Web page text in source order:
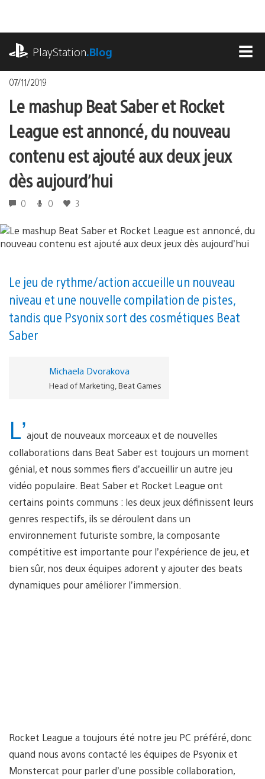
contenu
PlayStation.Blog
07/11/2019
Le mashup Beat Saber et Rocket
League est annoncé, du nouveau
contenu est ajouté aux deux jeux
dès aujourd’hui
0 0 3
Le jeu de rythme/action accueille un nouveau
niveau et une nouvelle compilation de pistes,
tandis que Psyonix sort des cosmétiques Beat
Saber
Michaela Dvorakova
Head of Marketing, Beat Games
L’ajout de nouveaux morceaux et de nouvelles
collaborations dans Beat Saber est toujours un moment
génial, et nous sommes fiers d’accueillir un autre jeu
vidéo populaire. Beat Saber et Rocket League ont
certains points communs : les deux jeux définissent leurs
genres respectifs, ils se déroulent dans un
environnement futuriste sombre, la composante
compétitive est importante pour l’expérience de jeu, et
bien sûr, nos deux équipes adorent y ajouter des beats
dynamiques pour améliorer l’immersion.
Rocket League a toujours été notre jeu PC préféré, donc
quand nous avons contacté les équipes de Psyonix et
Monstercat pour parler d’une possible collaboration,